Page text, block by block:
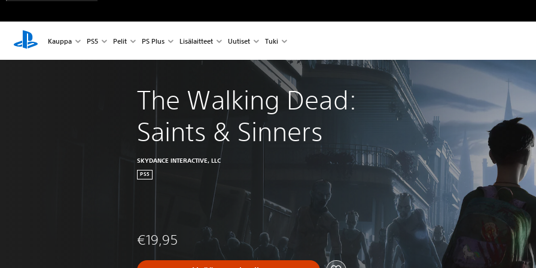
Kauppa PS5 Pelit PS Plus Lisälaitteet Uutiset Tuki
The Walking Dead:
Saints & Sinners
SKYDANCE INTERACTIVE, LLC
PS5
€19,95